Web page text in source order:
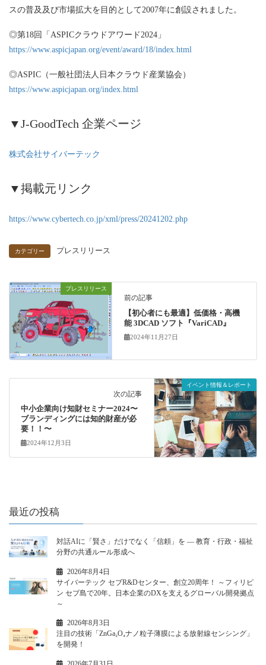
スの普及及び市場拡大を目的として2007年に創設されました。
◎第18回「ASPICクラウドアワード2024」
https://www.aspicjapan.org/event/award/18/index.html
◎ASPIC（一般社団法人日本クラウド産業協会）
https://www.aspicjapan.org/index.html
▼J-GoodTech 企業ページ
株式会社サイバーテック
▼掲載元リンク
https://www.cybertech.co.jp/xml/press/20241202.php
カテゴリー プレスリリース
プレスリリース
前の記事
【初心者にも最適】低価格・高機
能 3DCAD ソフト『VariCAD』
2024年11月27日
イベント情報＆レポート
次の記事
中小企業向け知財セミナー2024〜
ブランディングには知的財産が必
要！！〜
2024年12月3日
最近の投稿
対話AIに「賢さ」だけでなく「信頼」を ― 教育・行政・福祉
分野の共通ルール形成へ
2026年8月4日
サイバーテック セブR&Dセンター、創立20周年！ ～フィリピ
ン セブ島で20年。日本企業のDXを支えるグローバル開発拠点
～
2026年8月3日
注目の技術「ZnGa₂O₄ナノ粒子薄膜による放射線センシング」
を開発！